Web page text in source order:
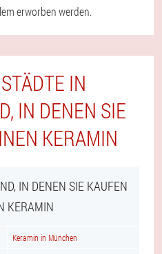
erworben werden.
IN
IN DENEN SIE
KERAMIN
IN DENEN SIE KAUFEN
KERAMIN
Keramin in München